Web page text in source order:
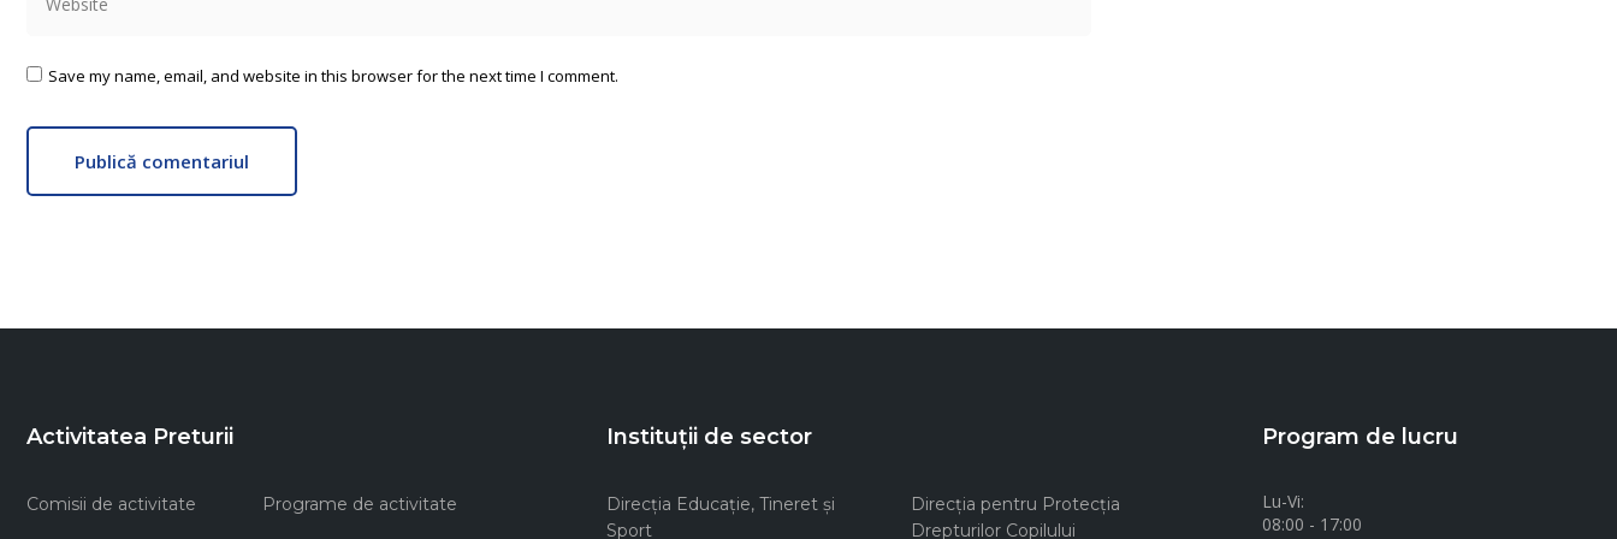
Save my name, email, and website in this browser for the next time I comment.
Publică comentariul
Activitatea Preturii
Comisii de activitate Programe de activitate
Instituții de sector
Direcţia Educaţie, Tineret şi
Sport
Direcţia pentru Protecţia
Drepturilor Copilului
Program de lucru
Lu-Vi:
08:00 - 17:00